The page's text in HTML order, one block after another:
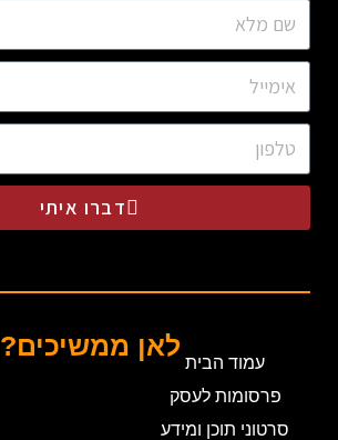
דברו איתי
לאן ממשיכים?
עמוד הבית
פרסומות לעסק
סרטוני תוכן ומידע